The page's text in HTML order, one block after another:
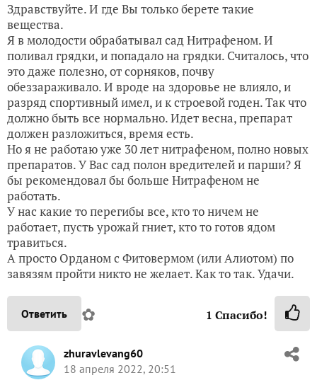
Здравствуйте. И где Вы только берете такие
вещества.
Я в молодости обрабатывал сад Нитрафеном. И
поливал грядки, и попадало на грядки. Считалось, что
это даже полезно, от сорняков, почву
обеззараживало. И вроде на здоровье не влияло, и
разряд спортивный имел, и к строевой годен. Так что
должно быть все нормально. Идет весна, препарат
должен разложиться, время есть.
Но я не работаю уже 30 лет нитрафеном, полно новых
препаратов. У Вас сад полон вредителей и парши? Я
бы рекомендовал бы больше Нитрафеном не
работать.
У нас какие то перегибы все, кто то ничем не
работает, пусть урожай гниет, кто то готов ядом
травиться.
А просто Орданом с Фитовермом (или Алиотом) по
завязям пройти никто не желает. Как то так. Удачи.
Ответить ✿ 1 Спасибо!
zhuravlevang60
18 апреля 2022, 20:51